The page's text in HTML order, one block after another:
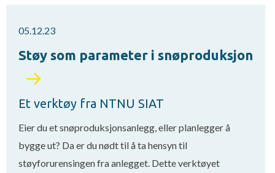
05.12.23
Støy som parameter i snøproduksjon
Et verktøy fra NTNU SIAT
Eier du et snøproduksjonsanlegg, eller planlegger å
bygge ut? Da er du nødt til å ta hensyn til
støyforurensingen fra anlegget. Dette verktøyet